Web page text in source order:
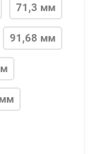
71,3 мм
91,68 мм